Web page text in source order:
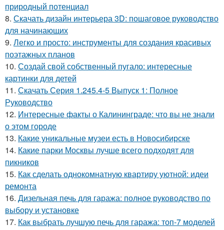
природный потенциал
8. Скачать дизайн интерьера 3D: пошаговое руководство
для начинающих
9. Легко и просто: инструменты для создания красивых
поэтажных планов
10. Создай свой собственный пугало: интересные
картинки для детей
11. Скачать Серия 1.245.4-5 Выпуск 1: Полное
Руководство
12. Интересные факты о Калининграде: что вы не знали
о этом городе
13. Какие уникальные музеи есть в Новосибирске
14. Какие парки Москвы лучше всего подходят для
пикников
15. Как сделать однокомнатную квартиру уютной: идеи
ремонта
16. Дизельная печь для гаража: полное руководство по
выбору и установке
17. Как выбрать лучшую печь для гаража: топ-7 моделей